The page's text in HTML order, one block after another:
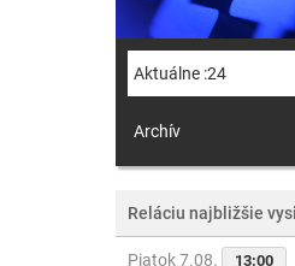
Aktuálne :24
Archív
Reláciu najbližšie
Piatok 7.08. 13:00